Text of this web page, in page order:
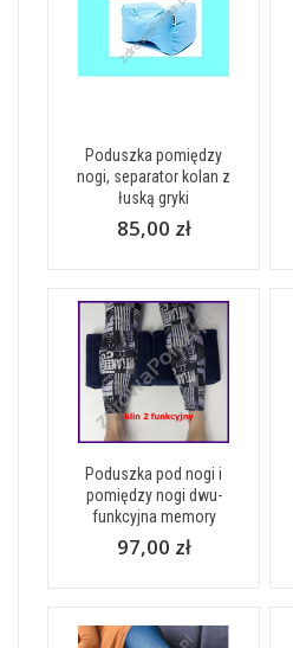
Poduszka pomiędzy
nogi, separator kolan z
łuską gryki
85,00 zł
Poduszka pod nogi i
pomiędzy nogi dwu-
funkcyjna memory
97,00 zł